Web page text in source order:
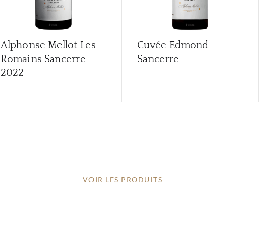
Alphonse Mellot Les
Romains Sancerre
2022
Cuvée Edmond
Sancerre
VOIR LES PRODUITS